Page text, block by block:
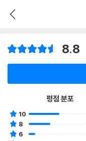
8.8
평점 분포
10
8
6